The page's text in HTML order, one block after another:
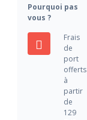
Pourquoi pas
vous ?
Frais
de
port
offerts
à
partir
de
129